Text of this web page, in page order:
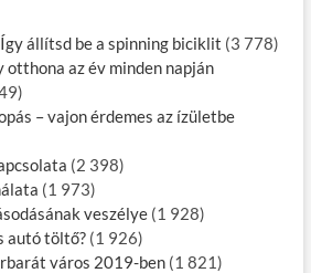
állítsd be a spinning biciklit (3 778)
az év minden napján
– vajon érdemes az ízületbe
(2 398)
(1 973)
veszélye (1 928)
autó töltő? (1 926)
város 2019-ben (1 821)